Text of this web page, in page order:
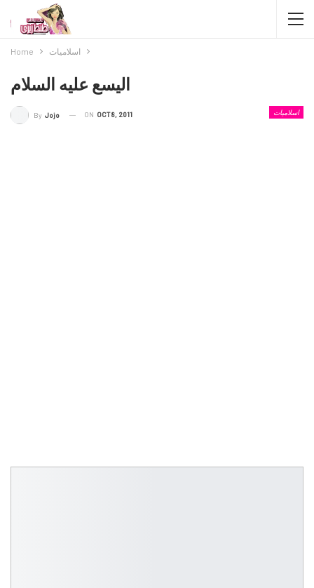
Home اسلاميات
اليسع عليه السلام
اسلاميات By Jojo ON OCT 8, 2011